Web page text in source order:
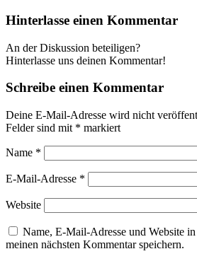
Hinterlasse einen Kommentar
An der Diskussion beteiligen?
Hinterlasse uns deinen Kommentar!
Schreibe einen Kommentar
Deine E-Mail-Adresse wird nicht
Felder sind mit * markiert
Name *
E-Mail-Adresse *
Website
Name, E-Mail-Adresse und Website
meinen nächsten Kommentar speichern.